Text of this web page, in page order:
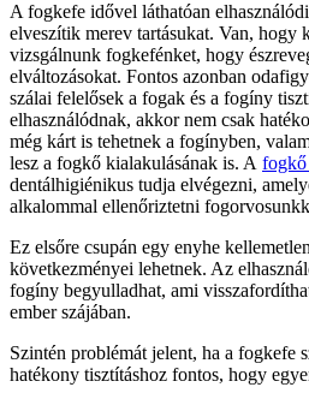
A fogkefe idővel láthatóan
elveszítik merev tartásukat. Van, hogy
vizsgálnunk fogkefénket, hogy
elváltozásokat. Fontos azonban
szálai felelősek a fogak és a fogíny
elhasználódnak, akkor nem csak
még kárt is tehetnek a fogínyben,
lesz a fogkő kialakulásának is. A fogkő
dentálhigiénikus tudja elvégezni,
alkalommal ellenőriztetni
Ez elsőre csupán egy enyhe
következményei lehetnek. Az
fogíny begyulladhat, ami
ember szájában.
Szintén problémát jelent, ha a fogkefe
hatékony tisztításhoz fontos, hogy